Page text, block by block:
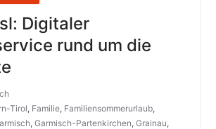
Digitaler
rund um die
Tirol, Familie, Familiensommerurlaub,
, Garmisch-Partenkirchen, Grainau,